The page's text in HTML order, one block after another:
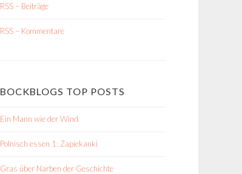
RSS – Beiträge
RSS – Kommentare
BOCKBLOGS TOP POSTS
Ein Mann wie der Wind
Polnisch essen 1: Zapiekanki
Gras über Narben der Geschichte